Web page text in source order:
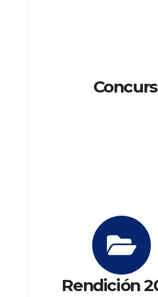
Rendición